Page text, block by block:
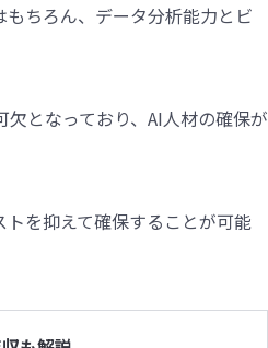
ちろん、データ分析能力とビ
となっており、AI人材の確保が
を抑えて確保することが可能